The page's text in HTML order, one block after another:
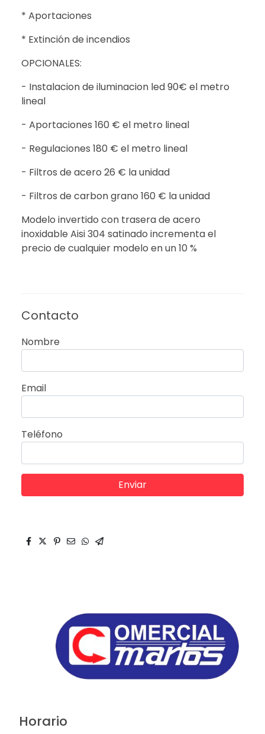
* Aportaciones
* Extinción de incendios
OPCIONALES:
- Instalacion de iluminacion led 90€ el metro
lineal
- Aportaciones 160 € el metro lineal
- Regulaciones 180 € el metro lineal
- Filtros de acero 26 € la unidad
- Filtros de carbon grano 160 € la unidad
Modelo invertido con trasera de acero
inoxidable Aisi 304 satinado incrementa el
precio de cualquier modelo en un 10 %
Contacto
Nombre
Email
Teléfono
Enviar
Horario